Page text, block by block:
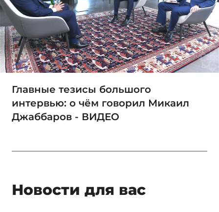
Главные тезисы большого
интервью: о чём говорил Микаил
Джаббаров - ВИДЕО
Новости для вас